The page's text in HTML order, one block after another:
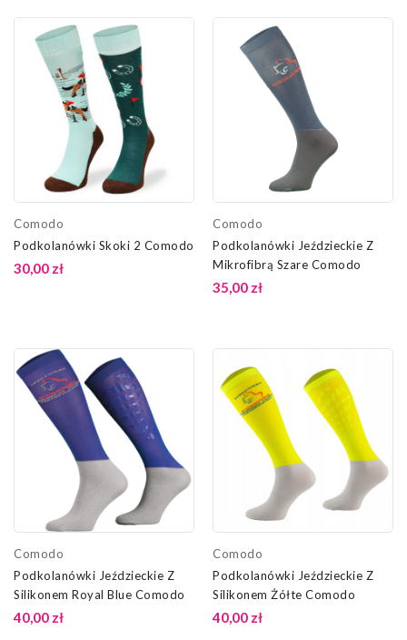
Comodo
Podkolanówki Skoki 2 Comodo
30,00 zł
Comodo
Podkolanówki Jeździeckie Z
Mikrofibrą Szare Comodo
35,00 zł
Comodo
Podkolanówki Jeździeckie Z
Silikonem Royal Blue Comodo
40,00 zł
Comodo
Podkolanówki Jeździeckie Z
Silikonem Żółte Comodo
40,00 zł